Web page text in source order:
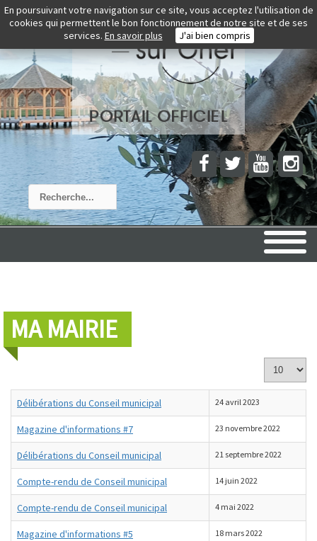
Rechercher
MA MAIRIE
Affichage
Délibérations du Conseil municipal 24 avril 2023
Magazine d'informations #7 23 novembre 2022
Délibérations du Conseil municipal 21 septembre 2022
Compte-rendu de Conseil municipal 14 juin 2022
Compte-rendu de Conseil municipal 4 mai 2022
Magazine d'informations #5 18 mars 2022
En poursuivant votre navigation sur ce site, vous acceptez l'utilisation de
cookies qui permettent le bon fonctionnement de notre site et de ses
services. En savoir plus J'ai bien compris